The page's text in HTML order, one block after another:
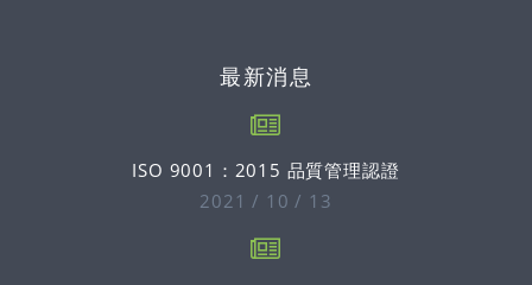
最新消息
ISO 9001：2015 品質管理認證
2021 / 10 / 13